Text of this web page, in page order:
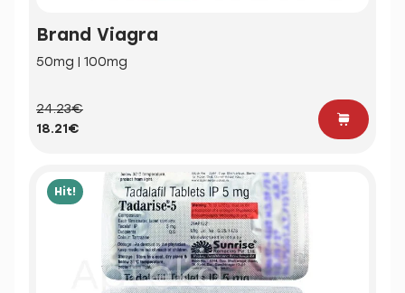
Brand Viagra
50mg | 100mg
24.23€
18.21€
Hit!